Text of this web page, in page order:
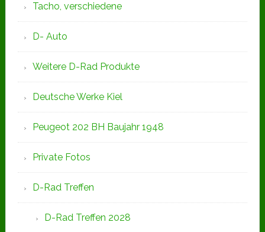
Tacho, verschiedene
D- Auto
Weitere D-Rad Produkte
Deutsche Werke Kiel
Peugeot 202 BH Baujahr 1948
Private Fotos
D-Rad Treffen
D-Rad Treffen 2028